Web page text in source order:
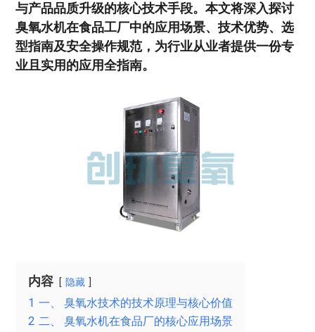
与产品品质升级的核心技术手段。本文将深入探讨
臭氧水机在食品工厂中的应用场景、技术优势、选
型指南及安全操作规范，为行业从业者提供一份专
业且实用的应用全指南。
内容 隐藏
1 一、 臭氧水技术的技术原理与核心价值
2 二、 臭氧水机在食品厂的核心应用场景